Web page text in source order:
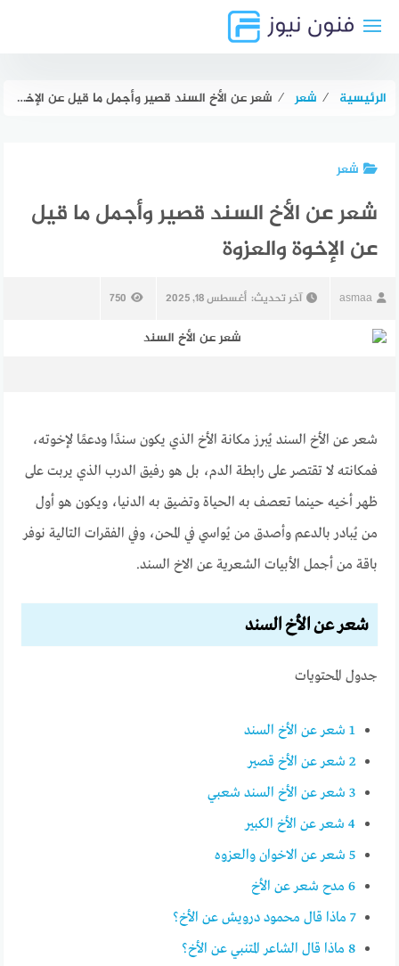
الرئيسية ⁄ شعر ⁄ شعر عن الأخ السند قصير وأجمل ما قيل عن الإخوة والعزوة
شعر
شعر عن الأخ السند قصير وأجمل ما قيل
عن الإخوة والعزوة
asmaa آخر تحديث: أغسطس 18, 2025 750
شعر عن الأخ السند يُبرز مكانة الأخ الذي يكون سندًا ودعمًا لإخوته،
فمكانته لا تقتصر على رابطة الدم، بل هو رفيق الدرب الذي يربت على
ظهر أخيه حينما تعصف به الحياة وتضيق به الدنيا، ويكون هو أول
من يُبادر بالدعم وأصدق من يُواسي في المحن، وفي الفقرات التالية نوفر
باقة من أجمل الأبيات الشعرية عن الاخ السند.
شعر عن الأخ السند
جدول المحتويات
1 شعر عن الأخ السند
2 شعر عن الأخ قصير
3 شعر عن الأخ السند شعبي
4 شعر عن الأخ الكبير
5 شعر عن الاخوان والعزوه
6 مدح شعر عن الأخ
7 ماذا قال محمود درويش عن الأخ؟
8 ماذا قال الشاعر المتنبي عن الأخ؟